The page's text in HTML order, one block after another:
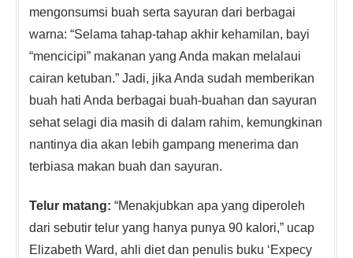
mengonsumsi buah serta sayuran dari berbagai
warna: “Selama tahap-tahap akhir kehamilan, bayi
“mencicipi” makanan yang Anda makan melalaui
cairan ketuban.” Jadi, jika Anda sudah memberikan
buah hati Anda berbagai buah-buahan dan sayuran
sehat selagi dia masih di dalam rahim, kemungkinan
nantinya dia akan lebih gampang menerima dan
terbiasa makan buah dan sayuran.
Telur matang: “Menakjubkan apa yang diperoleh
dari sebutir telur yang hanya punya 90 kalori,” ucap
Elizabeth Ward, ahli diet dan penulis buku ‘Expecy